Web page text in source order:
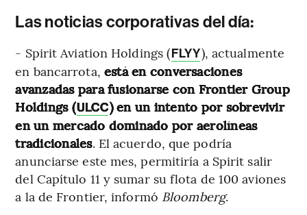
Las noticias corporativas del día:
- Spirit Aviation Holdings (FLYY), actualmente
en bancarrota, está en conversaciones
avanzadas para fusionarse con Frontier Group
Holdings (ULCC) en un intento por sobrevivir
en un mercado dominado por aerolíneas
tradicionales. El acuerdo, que podría
anunciarse este mes, permitiría a Spirit salir
del Capítulo 11 y sumar su flota de 100 aviones
a la de Frontier, informó Bloomberg.